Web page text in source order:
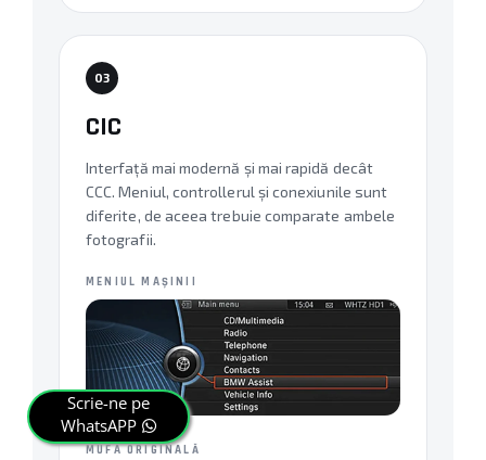
03
CIC
Interfață mai modernă și mai rapidă decât
CCC. Meniul, controllerul și conexiunile sunt
diferite, de aceea trebuie comparate ambele
fotografii.
MENIUL MAȘINII
MUFA ORIGINALĂ
Scrie-ne pe
WhatsAPP